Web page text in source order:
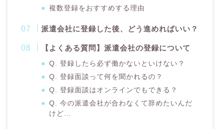
複数登録をおすすめする理由
派遣会社に登録した後、どう進めればいい？
【よくある質問】派遣会社の登録について
Q. 登録したら必ず働かないといけない？
Q. 登録面談って何を聞かれるの？
Q. 登録面談はオンラインでもできる？
Q. 今の派遣会社が合わなくて辞めたいんだ
けど…